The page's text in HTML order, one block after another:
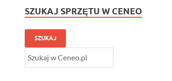
SZUKAJ SPRZĘTU W CENEO
SZUKAJ